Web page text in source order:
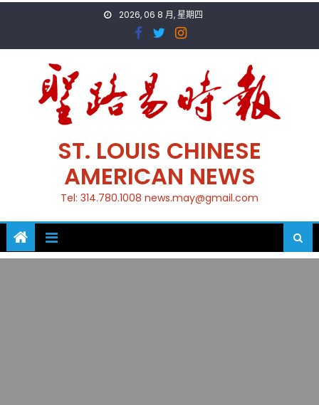
2026, 06 8 月, 星期四
ST. LOUIS CHINESE
AMERICAN NEWS
Tel: 314.780.1008 news.may@gmail.com